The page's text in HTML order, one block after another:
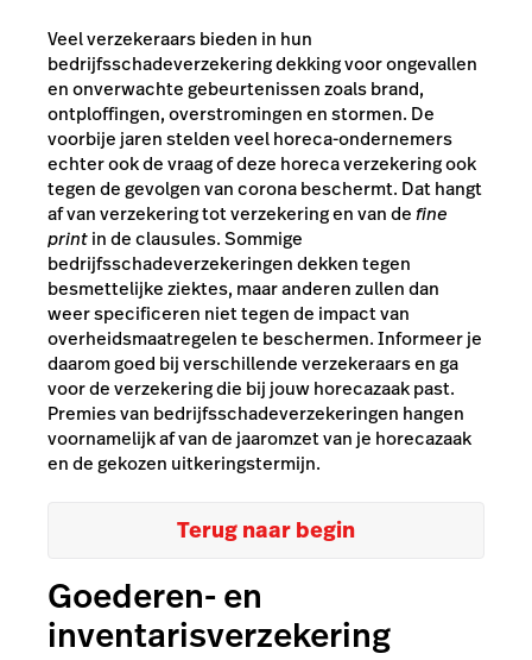
Veel verzekeraars bieden in hun
bedrijfsschadeverzekering dekking voor ongevallen
en onverwachte gebeurtenissen zoals brand,
ontploffingen, overstromingen en stormen. De
voorbije jaren stelden veel horeca-ondernemers
echter ook de vraag of deze horeca verzekering ook
tegen de gevolgen van corona beschermt. Dat hangt
af van verzekering tot verzekering en van define
printin de clausules. Sommige
bedrijfsschadeverzekeringen dekken tegen
besmettelijke ziektes, maar anderen zullen dan
weer specificeren niet tegen de impact van
overheidsmaatregelen te beschermen. Informeer je
daarom goed bij verschillende verzekeraars en ga
voor de verzekering die bij jouw horecazaak past.
Premies van bedrijfsschadeverzekeringen hangen
voornamelijk af van de jaaromzet van je horecazaak
en de gekozen uitkeringstermijn.
Terug naar begin
Goederen- en
inventarisverzekering